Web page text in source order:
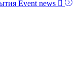
Event news 